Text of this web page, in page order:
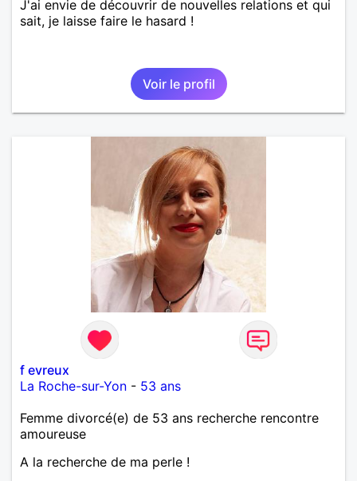
J'ai envie de découvrir de nouvelles relations et qui
sait, je laisse faire le hasard !
Voir le profil
f evreux
La Roche-sur-Yon - 53 ans
Femme divorcé(e) de 53 ans recherche rencontre
amoureuse
A la recherche de ma perle !